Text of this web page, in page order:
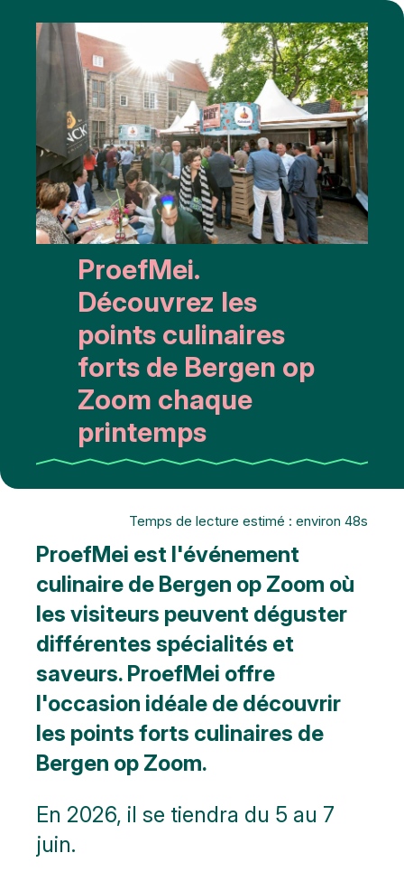
ProefMei.
Découvrez les
points culinaires
forts de Bergen op
Zoom chaque
printemps
Temps de lecture estimé : environ 48s
ProefMei est l'événement
culinaire de Bergen op Zoom où
les visiteurs peuvent déguster
différentes spécialités et
saveurs. ProefMei offre
l'occasion idéale de découvrir
les points forts culinaires de
Bergen op Zoom.
En 2026, il se tiendra du 5 au 7
juin.